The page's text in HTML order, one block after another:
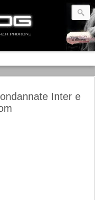
Inter e